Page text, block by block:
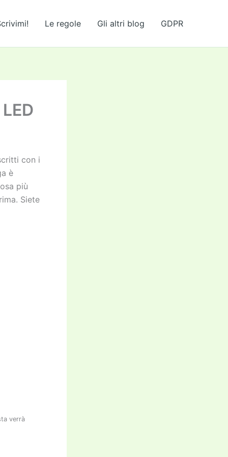
Le regole Gli altri blog GDPR
con i
è
più
Siete
verrà